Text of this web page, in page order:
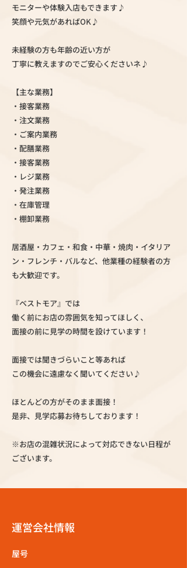
モニターや体験入店もできます♪
笑顔や元気があればOK♪
未経験の方も年齢の近い方が
丁寧に教えますのでご安心くださいネ♪
【主な業務】
・接客業務
・注文業務
・ご案内業務
・配膳業務
・接客業務
・レジ業務
・発注業務
・在庫管理
・棚卸業務
居酒屋・カフェ・和食・中華・焼肉・イタリア
ン・フレンチ・バルなど、他業種の経験者の方
も大歓迎です。
『ベストモア』では
働く前にお店の雰囲気を知ってほしく、
面接の前に見学の時間を設けています！
面接では聞きづらいこと等あれば
この機会に遠慮なく聞いてください♪
ほとんどの方がそのまま面接！
是非、見学応募お待ちしております！
※お店の混雑状況によって対応できない日程が
ございます。
運営会社情報
屋号